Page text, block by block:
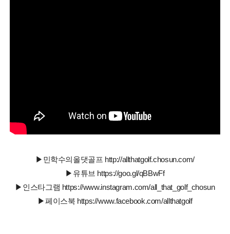
▶민학수의올댓골프 http://allthatgolf.chosun.com/
▶유튜브 https://goo.gl/qBBwFf
▶인스타그램 https://www.instagram.com/all_that_golf_chosun
▶페이스북 https://www.facebook.com/allthatgolf